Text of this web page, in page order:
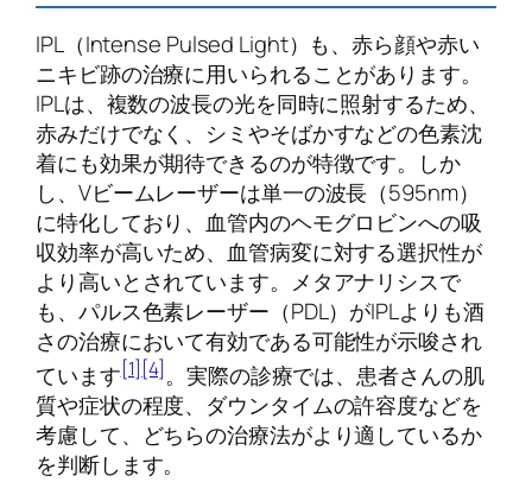
IPL（Intense Pulsed Light）も、赤ら顔や赤い
ニキビ跡の治療に用いられることがあります。
IPLは、複数の波長の光を同時に照射するため、
赤みだけでなく、シミやそばかすなどの色素沈
着にも効果が期待できるのが特徴です。しか
し、Vビームレーザーは単一の波長（595nm）
に特化しており、血管内のヘモグロビンへの吸
収効率が高いため、血管病変に対する選択性が
より高いとされています。メタアナリシスで
も、パルス色素レーザー（PDL）がIPLよりも酒
さの治療において有効である可能性が示唆され
ています[1] [4]。実際の診療では、患者さんの肌
質や症状の程度、ダウンタイムの許容度などを
考慮して、どちらの治療法がより適しているか
を判断します。